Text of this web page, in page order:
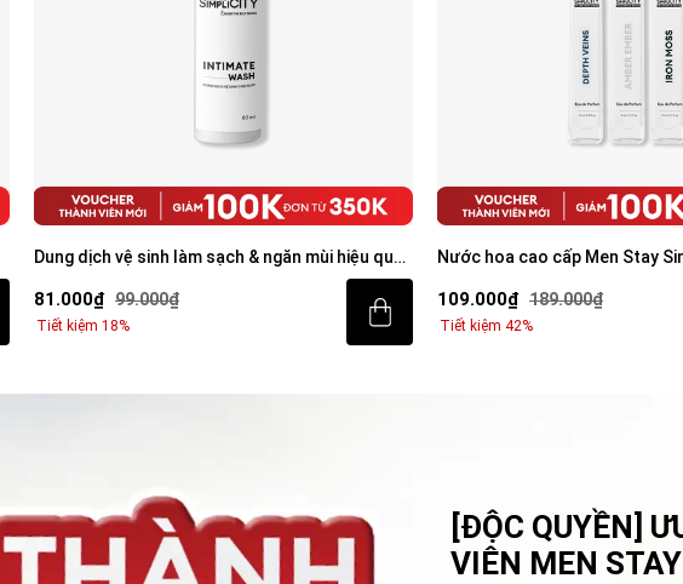
Dung dịch vệ sinh làm sạch & ngăn mùi hiệu quả
81.000₫ 99.000₫
Tiết kiệm 18%
Nước hoa cao cấp Men Stay
Ember/Iron Moss/Depth Veins
9ml
109.000₫ 189.000₫
Tiết kiệm 42%
[ĐỘC QUYỀN]
VIÊN MEN